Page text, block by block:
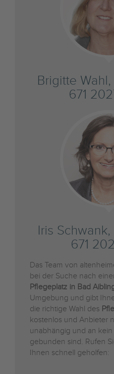
Brigitte
671
Iris
671
Das Team von
bei der Suche nach
Pflegeplatz in Bad
Umgebung und gibt
die richtige Wahl des
kostenlos und Anbieter
unabhängig und an
gebunden sind. Rufen
Ihnen schnell geholfen: